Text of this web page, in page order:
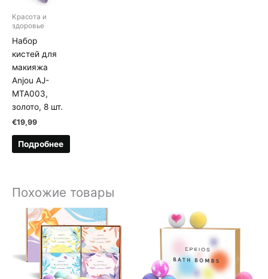
Kрасота и
здоровье
Набор
кистей для
макияжа
Anjou AJ-
MTA003,
золото, 8 шт.
€19,99
Подробнее
Похожие товары